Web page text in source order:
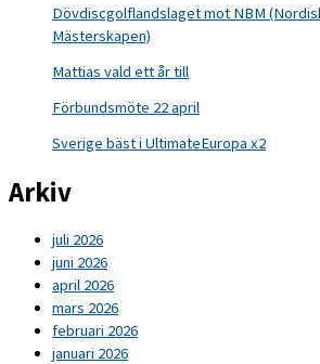
Dövdiscgolflandslaget mot NBM
Mästerskapen)
Mattias vald ett år till
Förbundsmöte 22 april
Sverige bäst i UltimateEuropa x2
Arkiv
juli 2026
juni 2026
april 2026
mars 2026
februari 2026
januari 2026